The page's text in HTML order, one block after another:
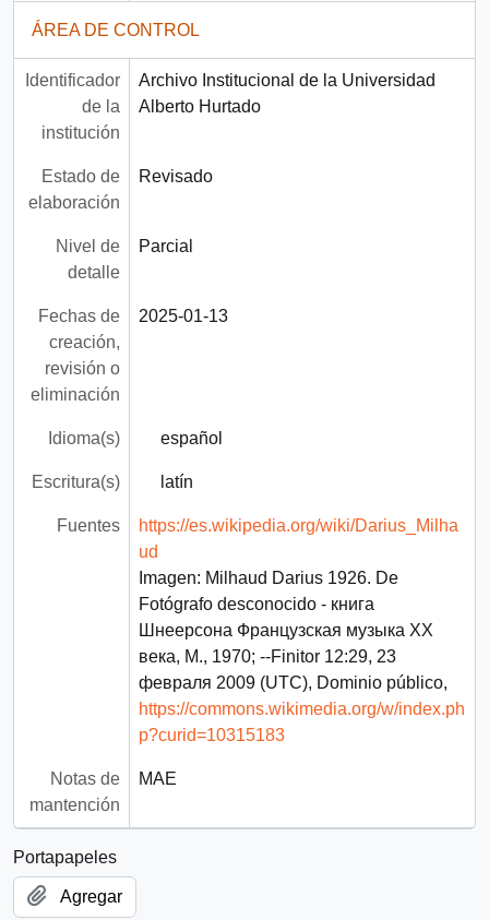
ÁREA DE CONTROL
Identificador
de la
institución
Archivo Institucional de la Universidad
Alberto Hurtado
Estado de
elaboración
Revisado
Nivel de
detalle
Parcial
Fechas de
creación,
revisión o
eliminación
2025-01-13
Idioma(s) español
Escritura(s) latín
Fuentes
https://es.wikipedia.org/wiki/Darius_Milha
ud
Imagen: Milhaud Darius 1926. De
Fotógrafo desconocido - книга
Шнеерсона Французская музыка XX
века, М., 1970; --Finitor 12:29, 23
февраля 2009 (UTC), Dominio público,
https://commons.wikimedia.org/w/index.ph
p?curid=10315183
Notas de
mantención
MAE
Portapapeles
Agregar